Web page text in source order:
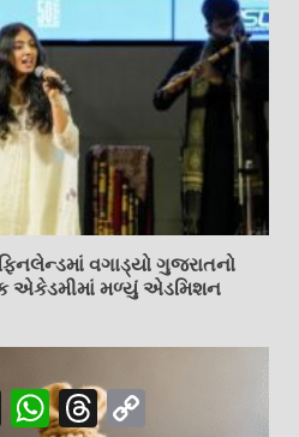
વગાડ્યો ગુજરાતનો
એકેડમીમાં મળ્યું એડમિશન
X WhatsApp
Threads